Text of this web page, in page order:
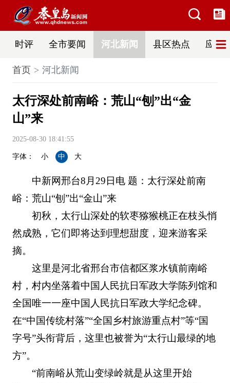
时评 全市要闻 河北新闻 县区热点 应急
首页 河北新闻
太行深处前南峪：荒山“刨”出“金
山”来
2025-08-30 18:41:55
字体： 小 中 大
中新网邢台8月29日电 题：太行深处前南
峪：荒山“刨”出“金山”来
初秋，太行山深处的软枣猕猴桃正在枝头悄
然成熟，它们即将达到理想甜度，迎来游客采
摘。
这里是河北省邢台市信都区浆水镇前南峪
村，村内坐落着中国人民抗日军政大学陈列馆和
全国唯一一座中国人民抗日军政大学纪念碑。
在“中国传统村落”“全国乡村旅游重点村”等“国
字号”头衔背后，这里也被誉为“太行山最绿的地
方”。
“前南峪从荒山变绿岭就是从这里开始